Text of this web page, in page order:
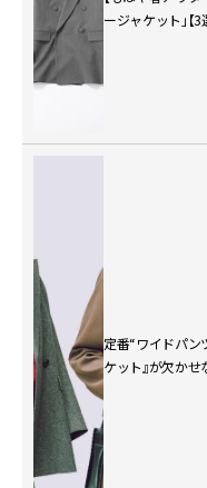
ージャケット」【3
定番“ワイドパン
ケット』が欠かせ